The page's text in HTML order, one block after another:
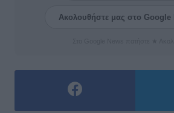
Ακολουθήστε μας στο